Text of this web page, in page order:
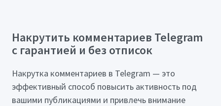
Накрутить комментариев Telegram
с гарантией и без отписок
Накрутка комментариев в Telegram — это
эффективный способ повысить активность под
вашими публикациями и привлечь внимание